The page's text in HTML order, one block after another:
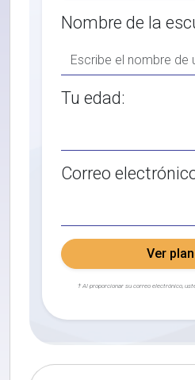
Nombre de la
Tu edad:
Correo
Ver
† Al proporcionar su correo electrónico,